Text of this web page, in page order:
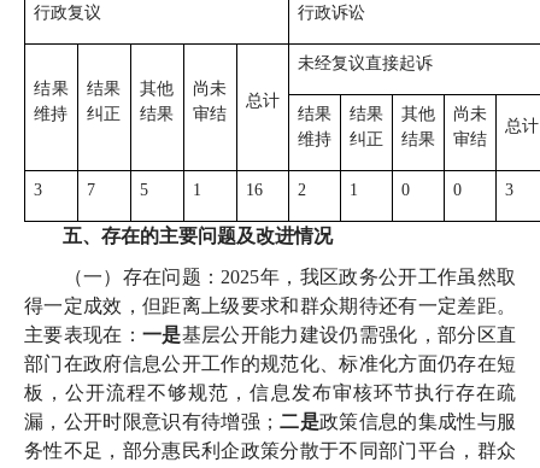
行政复议 行政诉讼
结果
维持
结果
纠正
其他
结果
尚未
审结
总计
未经复议直接起诉
结果
维持
结果
纠正
其他
结果
尚未
审结
总计
3 7 5 1 16 2 1 0 0 3
五、存在的主要问题及改进情况
（一）存在问题：2025年，我区政务公开工作虽然取
得一定成效，但距离上级要求和群众期待还有一定差距。
主要表现在： 一是基层公开能力建设仍需强化，部分区直
部门在政府信息公开工作的规范化、标准化方面仍存在短
板，公开流程不够规范，信息发布审核环节执行存在疏
漏，公开时限意识有待增强； 二是政策信息的集成性与服
务性不足，部分惠民利企政策分散于不同部门平台，群众